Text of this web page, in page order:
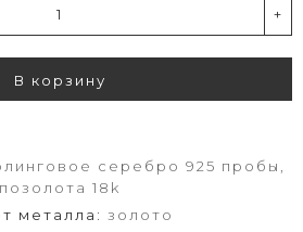
+
В корзину
серебро 925 пробы,
позолота 18k
металла: золото